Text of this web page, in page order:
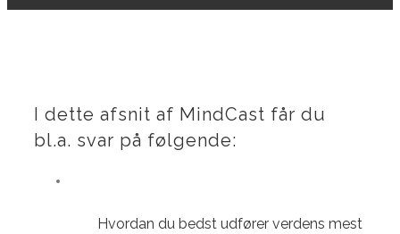
I dette afsnit af MindCast får du
bl.a. svar på følgende:
Hvordan du bedst udfører verdens mest